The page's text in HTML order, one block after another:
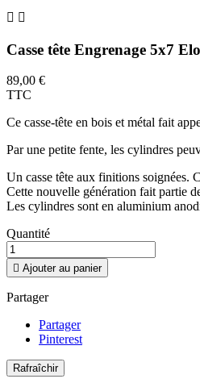
 
Casse tête Engrenage 5x7
89,00 €
TTC
Ce casse-tête en bois et métal fait
Par une petite fente, les cylindres
Un casse tête aux finitions soignées.
Cette nouvelle génération fait partie
Les cylindres sont en aluminium
Quantité
 Ajouter au panier
Partager
Partager
Pinterest